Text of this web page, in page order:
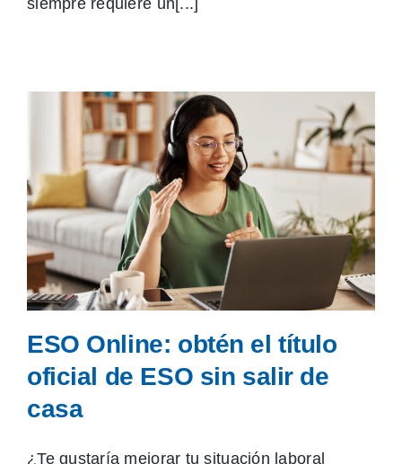
siempre requiere un[...]
ESO Online: obtén el título
oficial de ESO sin salir de
casa
¿Te gustaría mejorar tu situación laboral